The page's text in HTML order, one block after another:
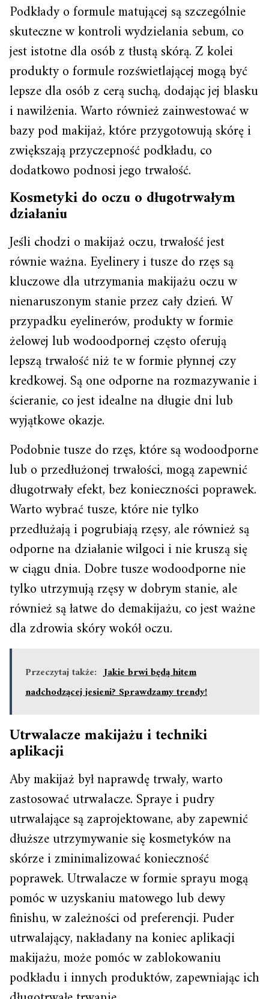
Podkłady o formule matującej są szczególnie
skuteczne w kontroli wydzielania sebum, co
jest istotne dla osób z tłustą skórą. Z kolei
produkty o formule rozświetlającej mogą być
lepsze dla osób z cerą suchą, dodając jej blasku
i nawilżenia. Warto również zainwestować w
bazy pod makijaż, które przygotowują skórę i
zwiększają przyczepność podkładu, co
dodatkowo podnosi jego trwałość.
Kosmetyki do oczu o długotrwałym
działaniu
Jeśli chodzi o makijaż oczu, trwałość jest
równie ważna. Eyelinery i tusze do rzęs są
kluczowe dla utrzymania makijażu oczu w
nienaruszonym stanie przez cały dzień. W
przypadku eyelinerów, produkty w formie
żelowej lub wodoodpornej często oferują
lepszą trwałość niż te w formie płynnej czy
kredkowej. Są one odporne na rozmazywanie i
ścieranie, co jest idealne na długie dni lub
wyjątkowe okazje.
Podobnie tusze do rzęs, które są wodoodporne
lub o przedłużonej trwałości, mogą zapewnić
długotrwały efekt, bez konieczności poprawek.
Warto wybrać tusze, które nie tylko
przedłużają i pogrubiają rzęsy, ale również są
odporne na działanie wilgoci i nie kruszą się
w ciągu dnia. Dobre tusze wodoodporne nie
tylko utrzymują rzęsy w dobrym stanie, ale
również są łatwe do demakijażu, co jest ważne
dla zdrowia skóry wokół oczu.
Przeczytaj także: Jakie brwi będą hitem
nadchodzącej jesieni? Sprawdzamy trendy!
Utrwalacze makijażu i techniki
aplikacji
Aby makijaż był naprawdę trwały, warto
zastosować utrwalacze. Spraye i pudry
utrwalające są zaprojektowane, aby zapewnić
dłuższe utrzymywanie się kosmetyków na
skórze i zminimalizować konieczność
poprawek. Utrwalacze w formie sprayu mogą
pomóc w uzyskaniu matowego lub dewy
finishu, w zależności od preferencji. Puder
utrwalający, nakładany na koniec aplikacji
makijażu, może pomóc w zablokowaniu
podkładu i innych produktów, zapewniając ich